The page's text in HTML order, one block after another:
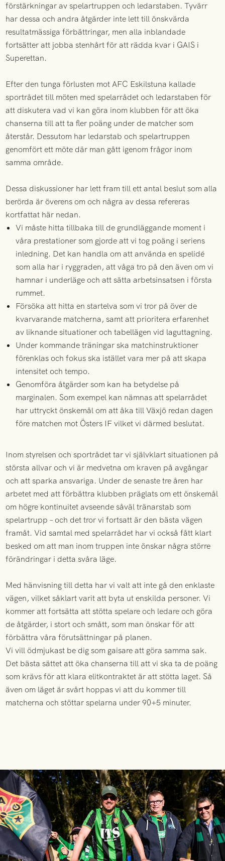
förstärkningar av spelartruppen och ledarstaben. Tyvärr
har dessa och andra åtgärder inte lett till önskvärda
resultatmässiga förbättringar, men alla inblandade
fortsätter att jobba stenhårt för att rädda kvar i GAIS i
Superettan.
Efter den tunga förlusten mot AFC Eskilstuna kallade
sportrådet till möten med spelarrådet och ledarstaben för
att diskutera vad vi kan göra inom klubben för att öka
chanserna till att ta fler poäng under de matcher som
återstår. Dessutom har ledarstab och spelartruppen
genomfört ett möte där man gått igenom frågor inom
samma område.
Dessa diskussioner har lett fram till ett antal beslut som alla
berörda är överens om och några av dessa refereras
kortfattat här nedan.
Vi måste hitta tillbaka till de grundläggande moment i
våra prestationer som gjorde att vi tog poäng i seriens
inledning. Det kan handla om att använda en spelidé
som alla har i ryggraden, att våga tro på den även om vi
hamnar i underläge och att sätta arbetsinsatsen i första
rummet.
Försöka att hitta en startelva som vi tror på över de
kvarvarande matcherna, samt att prioritera erfarenhet
av liknande situationer och tabellägen vid laguttagning.
Under kommande träningar ska matchinstruktioner
förenklas och fokus ska istället vara mer på att skapa
intensitet och tempo.
Genomföra åtgärder som kan ha betydelse på
marginalen. Som exempel kan nämnas att spelarrådet
har uttryckt önskemål om att åka till Växjö redan dagen
före matchen mot Östers IF vilket vi därmed beslutat.
Inom styrelsen och sportrådet tar vi självklart situationen på
största allvar och vi är medvetna om kraven på avgångar
och att sparka ansvariga. Under de senaste tre åren har
arbetet med att förbättra klubben präglats om ett önskemål
om högre kontinuitet avseende såväl tränarstab som
spelartrupp – och det tror vi fortsatt är den bästa vägen
framåt. Vid samtal med spelarrådet har vi också fått klart
besked om att man inom truppen inte önskar några större
förändringar i detta svåra läge.
Med hänvisning till detta har vi valt att inte gå den enklaste
vägen, vilket såklart varit att byta ut enskilda personer. Vi
kommer att fortsätta att stötta spelare och ledare och göra
de åtgärder, i stort och smått, som man önskar för att
förbättra våra förutsättningar på planen.
Vi vill ödmjukast be dig som gaisare att göra samma sak.
Det bästa sättet att öka chanserna till att vi ska ta de poäng
som krävs för att klara elitkontraktet är att stötta laget. Så
även om läget är svårt hoppas vi att du kommer till
matcherna och stöttar spelarna under 90+5 minuter.